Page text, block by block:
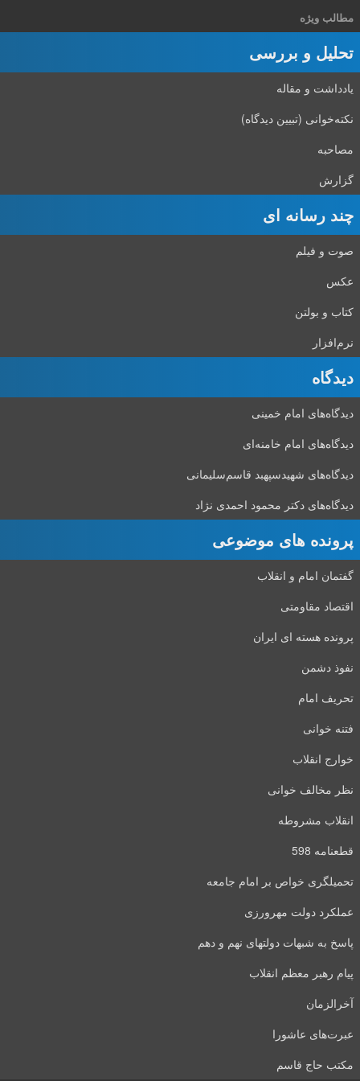
مطالب ویژه
تحلیل و بررسی
یادداشت و مقاله
نکته‌خوانی (تبیین دیدگاه)
مصاحبه
گزارش
چند رسانه ای
صوت و فیلم
عکس
کتاب و بولتن
نرم‌افزار
دیدگاه‌
دیدگاه‌های امام خمینی
دیدگاه‌های امام خامنه‌ای
دیدگاه‌های شهید‌سپهبد قاسم‌سلیمانی
دیدگاه‌های دکتر محمود احمدی نژاد
پرونده های موضوعی
گفتمان امام و انقلاب
اقتصاد مقاومتی
پرونده هسته ای ایران
نفوذ دشمن
تحریف امام
فتنه خوانی
خوارج انقلاب
نظر مخالف خوانی
انقلاب مشروطه
قطعنامه 598
تحمیلگری خواص بر امام جامعه
عملکرد دولت مهرورزی
پاسخ به شبهات دولتهای نهم و دهم
پیام رهبر معظم انقلاب
آخرالزمان
عبرت‌های عاشورا
مکتب حاج قاسم